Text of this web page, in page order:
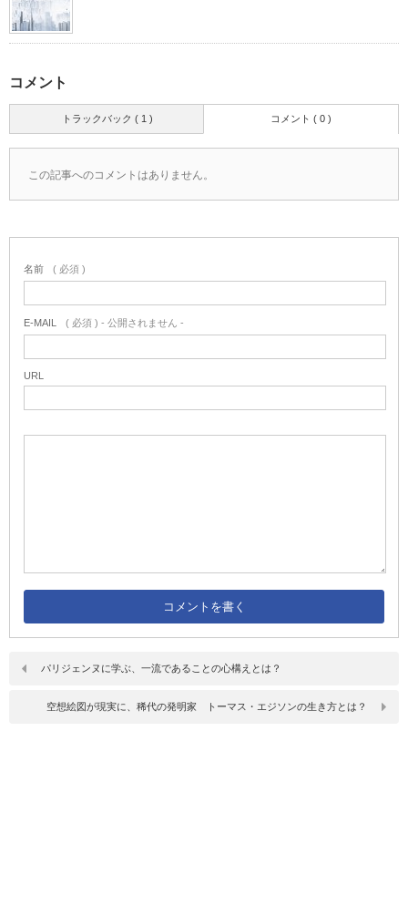
コメント
トラックバック ( 1 ) コメント ( 0 )
この記事へのコメントはありません。
名前 ( 必須 )
E-MAIL ( 必須 ) - 公開されません -
URL
パリジェンヌに学ぶ、一流であることの心構えとは？
空想絵図が現実に、稀代の発明家 トーマス・エジソンの生き方とは？